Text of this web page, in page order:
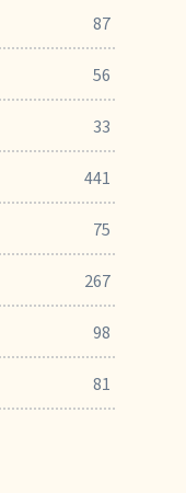
87
56
33
441
75
267
98
81